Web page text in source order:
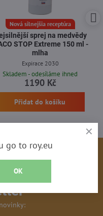
Nová silnejšia receptúra
sprej na medvědy
STOP Extreme 150 ml -
mlha
Expirace 2030
Skladem - odesíláme ihned
1190 Kč
Přidat do košíku
go to roy.eu
OK